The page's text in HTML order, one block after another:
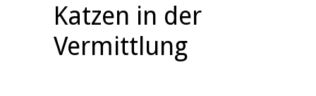
Katzen in der
Vermittlung